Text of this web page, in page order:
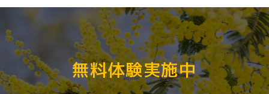
無料体験実施中